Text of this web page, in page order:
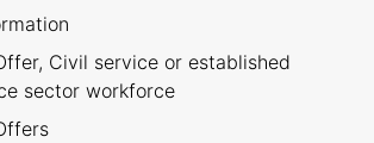
Civil service or established
sector workforce